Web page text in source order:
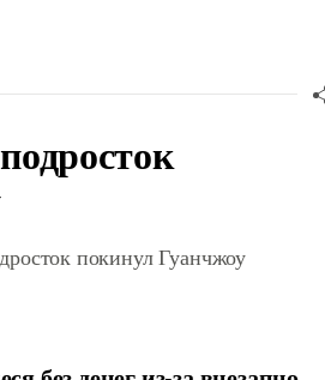
покинул Гуанчжоу